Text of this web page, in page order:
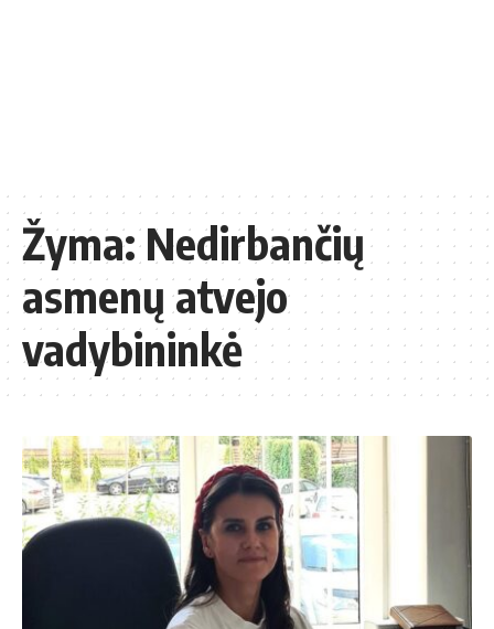
Žyma:Nedirbančių
asmenų atvejo
vadybininkė